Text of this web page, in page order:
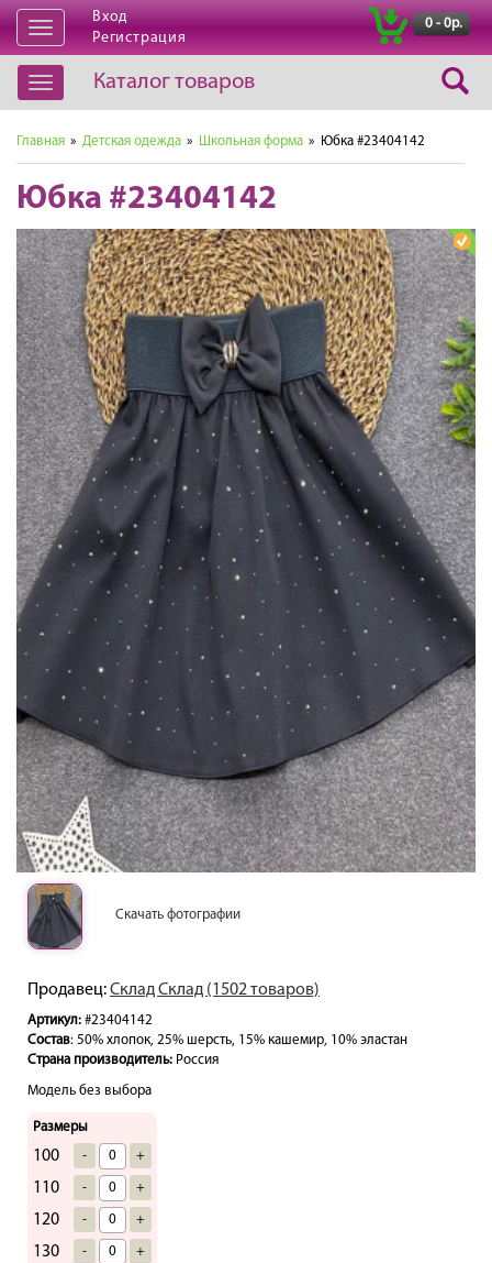
Открыть
навигацию
Вход
Регистрация
0 - 0р.
Открыть
навигацию
Каталог товаров
Главная » Детская одежда » Школьная форма » Юбка #23404142
Юбка #23404142
Скачать фотографии
Продавец:Склад Склад (1502 товаров)
Артикул: #23404142
Состав: 50% хлопок, 25% шерсть, 15% кашемир, 10% эластан
Страна производитель: Россия
Модель без выбора
Размеры
100 - +
110 - +
120 - +
130 - +